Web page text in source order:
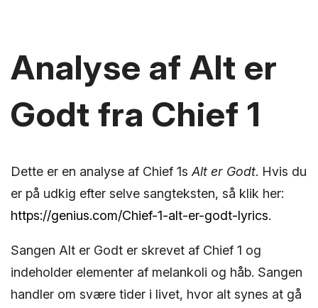
Analyse af Alt er
Godt fra Chief 1
Dette er en analyse af Chief 1sAlt er Godt. Hvis du
er på udkig efter selve sangteksten, så klik her:
https://genius.com/Chief-1-alt-er-godt-lyrics.
Sangen Alt er Godt er skrevet af Chief 1 og
indeholder elementer af melankoli og håb. Sangen
handler om svære tider i livet, hvor alt synes at gå